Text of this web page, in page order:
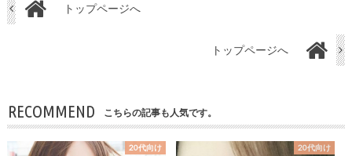
トップページへ
トップページへ
RECOMMEND こちらの記事も人気です。
20代向け 20代向け